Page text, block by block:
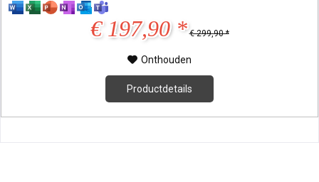
€ 197,90 * € 299,90 *
Onthouden
Productdetails